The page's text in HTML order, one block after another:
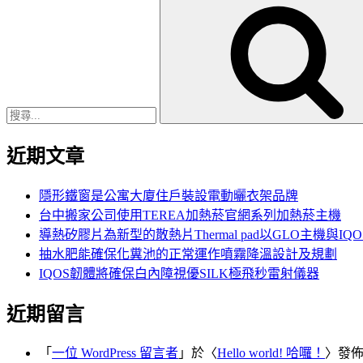
近期文章
隱形鐵窗是公寓大廈住戶裝設電動曬衣架品牌
台中搬家公司使用TEREA加熱菸官網系列加熱菸主機
導熱矽膠片為新型的散熱片Thermal pad以GLO主機與
抽水肥能確保化糞池的正常運作噴霧降溫設計及規劃
IQOS韌體將確保白內障視優SILK極飛秒雷射儀器
近期留言
「 一位 WordPress 留言者 」於〈Hello world! 哈囉！ 〉發